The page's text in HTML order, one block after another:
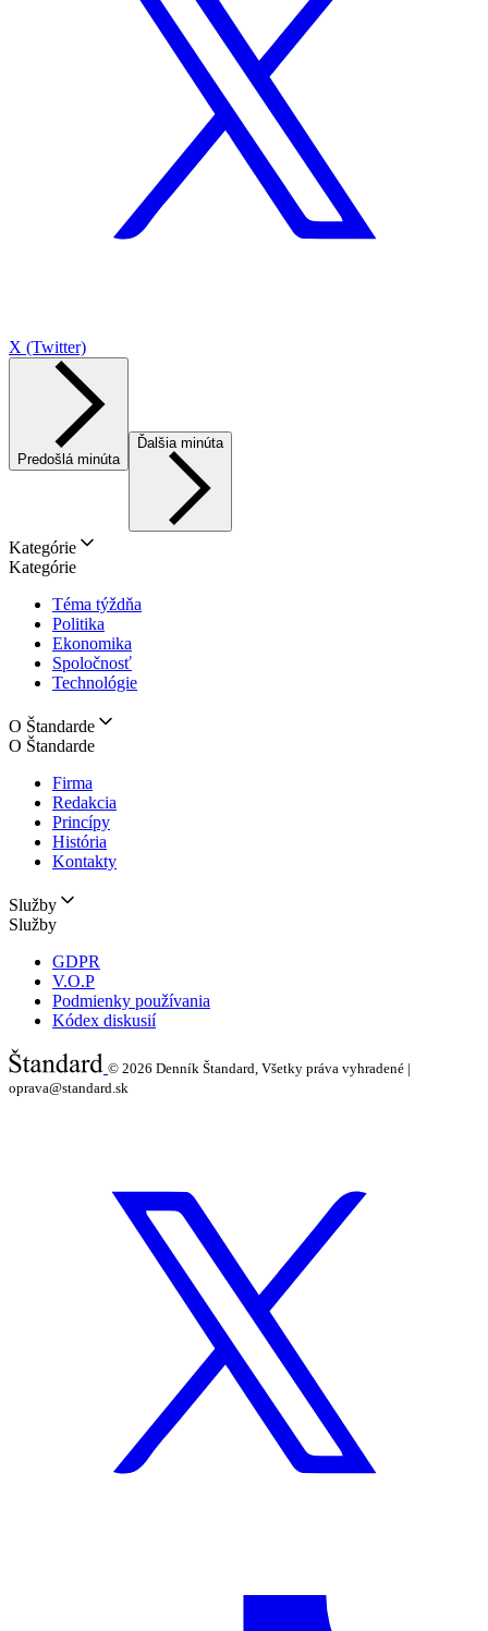
X (Twitter)
Predošlá minúta
Ďalšia minúta
Kategórie
Kategórie
Téma týždňa
Politika
Ekonomika
Spoločnosť
Technológie
O Štandarde
O Štandarde
Firma
Redakcia
Princípy
História
Kontakty
Služby
Služby
GDPR
V.O.P
Podmienky používania
Kódex diskusií
© 2026 Denník Štandard, Všetky práva vyhradené |
oprava@standard.sk